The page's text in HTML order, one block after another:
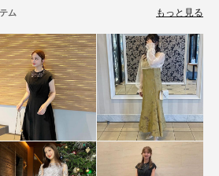
もっと見る